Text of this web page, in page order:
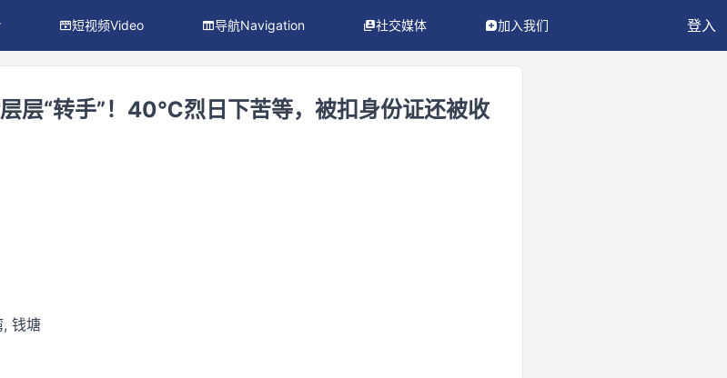
短视频Video 导航Navigation 社交媒体 加入我们 登入
层“转手”！40℃烈日下苦等，被扣身份证还被收
, 钱塘